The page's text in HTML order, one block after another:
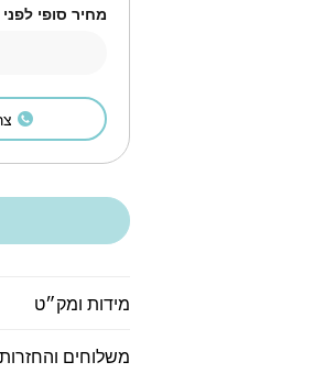
מחיר סופי
מידות ומק״ט
משלוחים והחזרות